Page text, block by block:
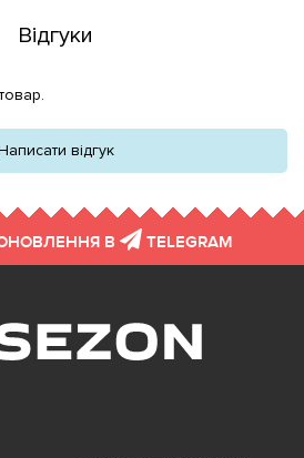
Відгуки
відгук
В TELEGRAM